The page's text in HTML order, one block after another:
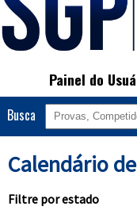
Painel do
Busca
Calendário
Filtre por estado